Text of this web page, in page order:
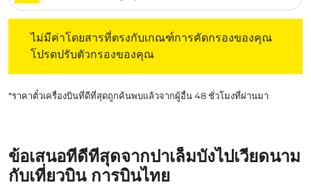
ไม่มีค่าโดยสารที่ตรงกับเกณฑ์การคัดกรองของคุณ
โปรดปรับตัวกรองของคุณ
*ราคาตั๋วเครื่องบินที่ดีที่สุดถูกค้นพบแล้วจากผู้อื่น 48 ชั่วโมงที่ผ่านมา
ข้อเสนอที่ดีที่สุดจากปาเล็มบังไปเวียดนาม
กับเที่ยวบิน การบินไทย